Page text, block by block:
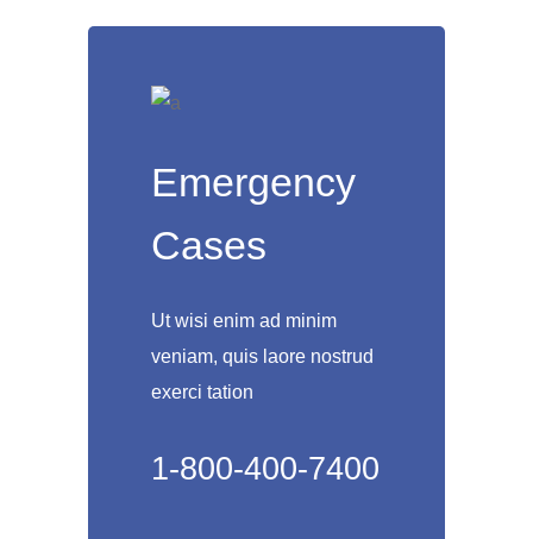
Emergency
Cases
Ut wisi enim ad minim
veniam, quis laore nostrud
exerci tation
1-800-400-7400